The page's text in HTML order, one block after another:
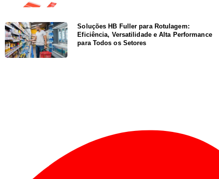
Soluções HB Fuller para Rotulagem:
Eficiência, Versatilidade e Alta Performance
para Todos os Setores